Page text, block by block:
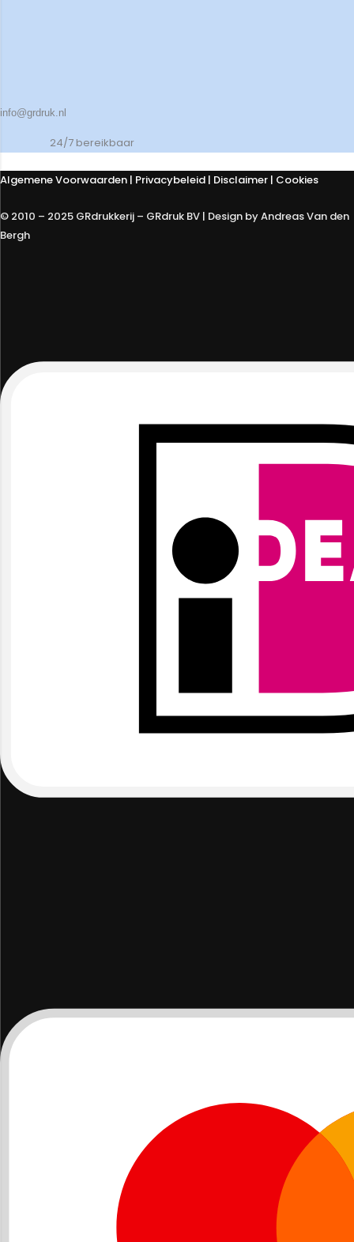
info@grdruk.nl
24/7 bereikbaar
Algemene Voorwaarden | Privacybeleid | Disclaimer | Cookies
© 2010 – 2025 GRdrukkerij – GRdruk BV | Design by Andreas Van den
Bergh